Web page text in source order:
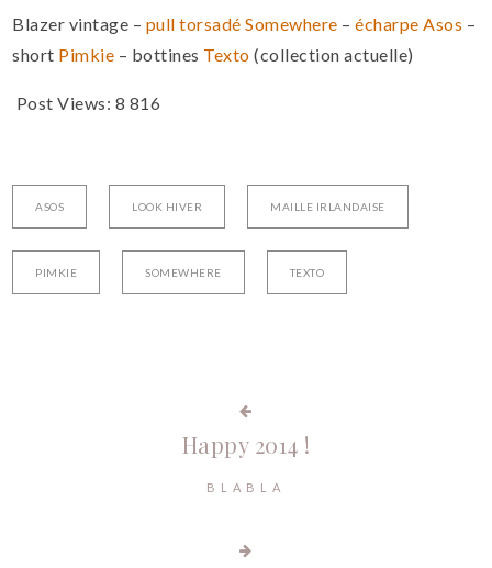
Blazer vintage – pull torsadé Somewhere –écharpe Asos –
short Pimkie – bottines Texto (collection actuelle)
Post Views: 8 816
ASOS LOOK HIVER MAILLE IRLANDAISE
PIMKIE SOMEWHERE TEXTO
Happy 2014 !
BLABLA